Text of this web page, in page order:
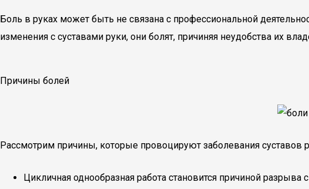
Боль в руках может быть не связана с профессиональной
изменения с суставами руки, они болят, причиняя неудобства их
Причины болей
Рассмотрим причины, которые провоцируют заболевания суставов
Цикличная однообразная работа становится причиной